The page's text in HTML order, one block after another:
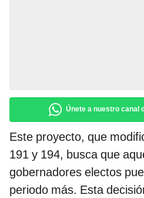
Únete a nuestro canal
Este proyecto, que
191 y 194, busca que
gobernadores electos
periodo más. Esta